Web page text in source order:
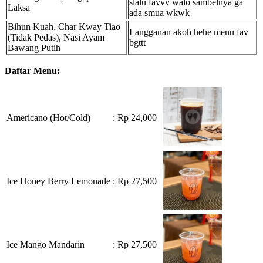
Laksa
ada smua wkwk
Bihun Kuah, Char Kway Tiao
(Tidak Pedas), Nasi Ayam
Bawang Putih
Langganan akoh hehe menu fav
bgttt
Daftar Menu:
Americano (Hot/Cold) : Rp 24,000
Ice Honey Berry Lemonade : Rp 27,500
Ice Mango Mandarin : Rp 27,500